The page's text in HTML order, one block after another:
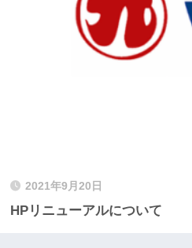
2021年9月20日
HPリニューアルについて